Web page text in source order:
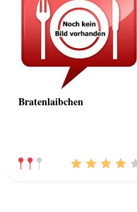
Bratenlaibchen